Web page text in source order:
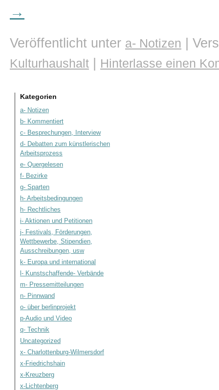
→
Veröffentlicht unter a- Notizen |
Kulturhaushalt | Hinterlasse einen
Kategorien
a- Notizen
b- Kommentiert
c- Besprechungen, Interview
d- Debatten zum künstlerischen
Arbeitsprozess
e- Quergelesen
f- Bezirke
g- Sparten
h- Arbeitsbedingungen
h- Rechtliches
i- Aktionen und Petitionen
j- Festivals, Förderungen,
Wettbewerbe, Stipendien,
Ausschreibungen, usw
k- Europa und international
l- Kunstschaffende- Verbände
m- Pressemitteilungen
n- Pinnwand
o- über berlinprojekt
p-Audio und Video
q- Technik
Uncategorized
x- Charlottenburg-Wilmersdorf
x-Friedrichshain
x-Kreuzberg
x-Lichtenberg